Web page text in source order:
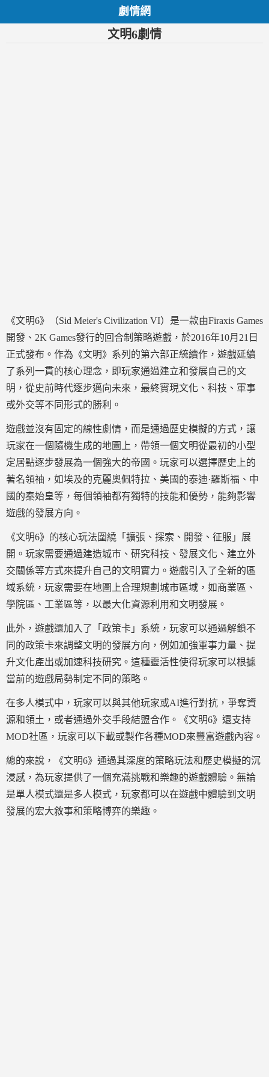
劇情網
文明6劇情
《文明6》（Sid Meier's Civilization VI）是一款由Firaxis Games
開發、2K Games發行的回合制策略遊戲，於2016年10月21日
正式發布。作為《文明》系列的第六部正統續作，遊戲延續
了系列一貫的核心理念，即玩家通過建立和發展自己的文
明，從史前時代逐步邁向未來，最終實現文化、科技、軍事
或外交等不同形式的勝利。
遊戲並沒有固定的線性劇情，而是通過歷史模擬的方式，讓
玩家在一個隨機生成的地圖上，帶領一個文明從最初的小型
定居點逐步發展為一個強大的帝國。玩家可以選擇歷史上的
著名領袖，如埃及的克麗奧佩特拉、美國的泰迪·羅斯福、中
國的秦始皇等，每個領袖都有獨特的技能和優勢，能夠影響
遊戲的發展方向。
《文明6》的核心玩法圍繞「擴張、探索、開發、征服」展
開。玩家需要通過建造城市、研究科技、發展文化、建立外
交關係等方式來提升自己的文明實力。遊戲引入了全新的區
域系統，玩家需要在地圖上合理規劃城市區域，如商業區、
學院區、工業區等，以最大化資源利用和文明發展。
此外，遊戲還加入了「政策卡」系統，玩家可以通過解鎖不
同的政策卡來調整文明的發展方向，例如加強軍事力量、提
升文化產出或加速科技研究。這種靈活性使得玩家可以根據
當前的遊戲局勢制定不同的策略。
在多人模式中，玩家可以與其他玩家或AI進行對抗，爭奪資
源和領土，或者通過外交手段結盟合作。《文明6》還支持
MOD社區，玩家可以下載或製作各種MOD來豐富遊戲內容。
總的來說，《文明6》通過其深度的策略玩法和歷史模擬的沉
浸感，為玩家提供了一個充滿挑戰和樂趣的遊戲體驗。無論
是單人模式還是多人模式，玩家都可以在遊戲中體驗到文明
發展的宏大敘事和策略博弈的樂趣。